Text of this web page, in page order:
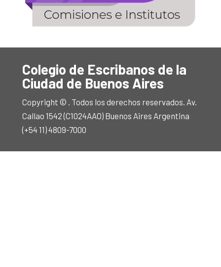
Colegio de Escribanos de la
Ciudad de Buenos Aires
Copyright © . Todos los derechos reservados. Av.
Callao 1542 (C1024AAO) Buenos Aires Argentina
(+54 11) 4809-7000